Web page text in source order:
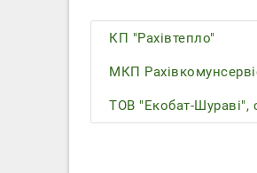
КП "Рахівтепло"
МКП
ТОВ "Екобат-Шураві",